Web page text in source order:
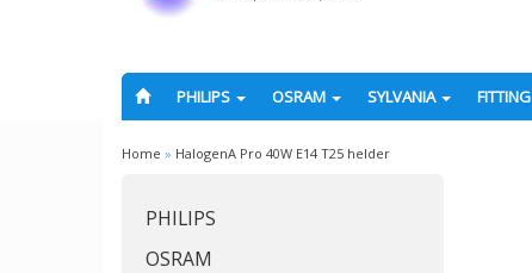
PHILIPS OSRAM SYLVANIA FITTING
Home » HalogenA Pro 40W E14 T25 helder
PHILIPS
OSRAM